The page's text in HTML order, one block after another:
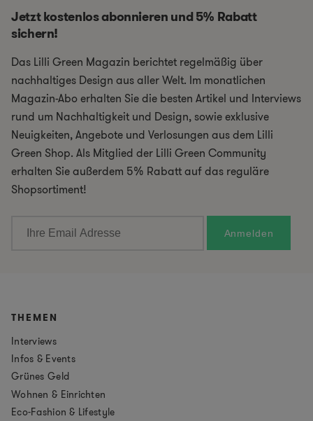
Jetzt kostenlos abonnieren und 5% Rabatt
sichern!
Das Lilli Green Magazin berichtet regelmäßig über
nachhaltiges Design aus aller Welt. Im monatlichen
Magazin-Abo erhalten Sie die besten Artikel und Interviews
rund um Nachhaltigkeit und Design, sowie exklusive
Neuigkeiten, Angebote und Verlosungen aus dem Lilli
Green Shop. Als Mitglied der Lilli Green Community
erhalten Sie außerdem 5% Rabatt auf das reguläre
Shopsortiment!
THEMEN
Interviews
Infos & Events
Grünes Geld
Wohnen & Einrichten
Eco-Fashion & Lifestyle